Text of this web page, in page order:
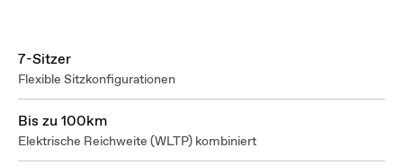
7-Sitzer
Flexible Sitzkonfigurationen
Bis zu 100km
Elektrische Reichweite (WLTP) kombiniert